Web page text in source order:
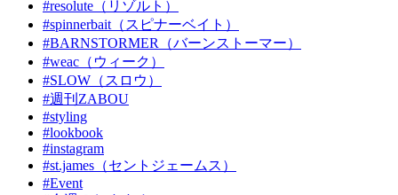
#resolute（リゾルト）
#spinnerbait（スピナーベイト）
#BARNSTORMER（バーンストーマー）
#weac（ウィーク）
#SLOW（スロウ）
#週刊ZABOU
#styling
#lookbook
#instagram
#st.james（セントジェームス）
#Event